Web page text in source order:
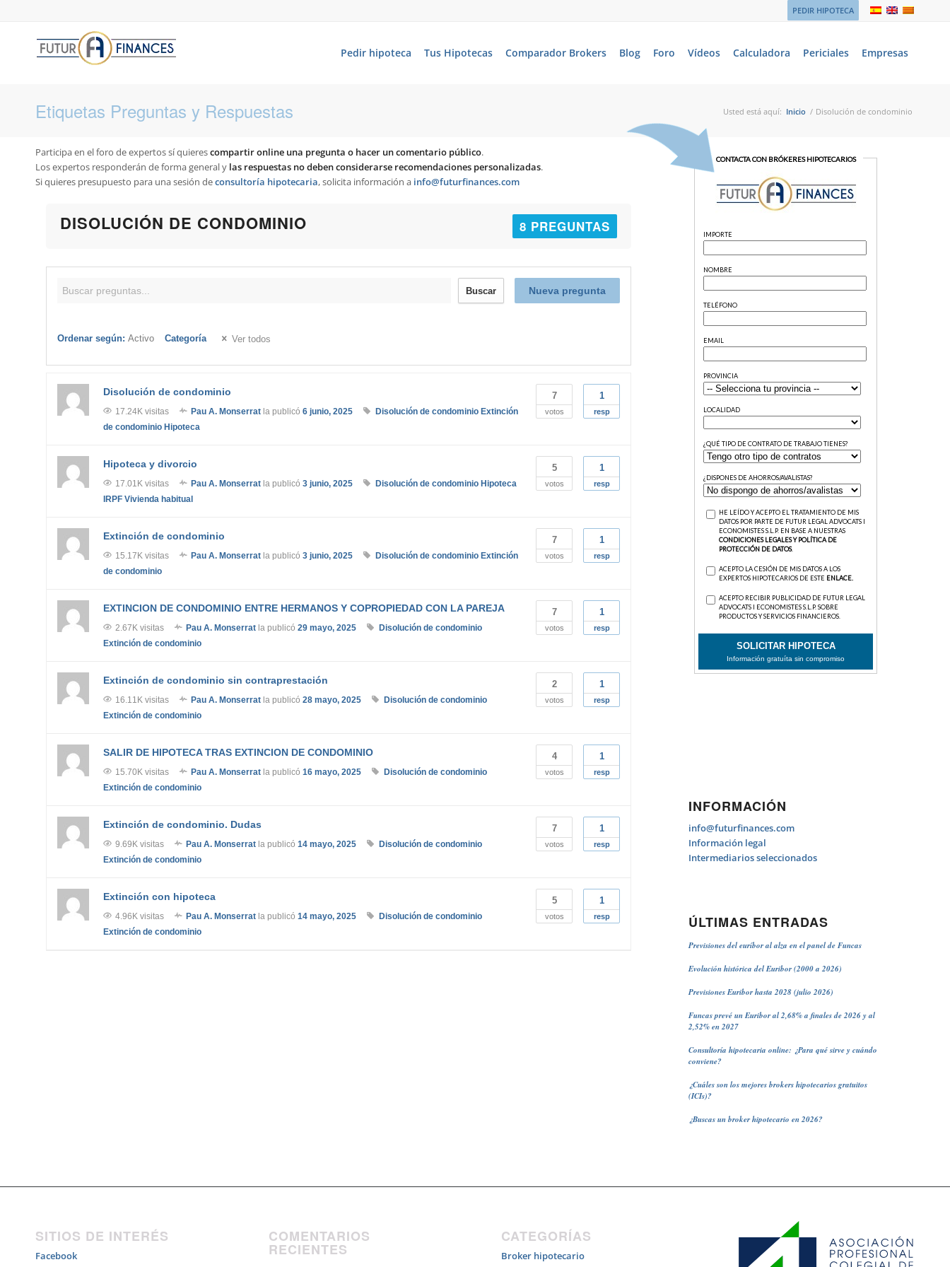
PEDIR HIPOTECA
Pedir hipoteca Tus Hipotecas Comparador Brokers Blog Foro Vídeos Calculadora Periciales Empresas
Etiquetas Preguntas y Respuestas Usted está aquí: Inicio / Disolución de condominio
Participa en el foro de expertos sí quierescompartir online una pregunta o hacer un comentario público.
Los expertos responderán de forma general y las respuestas no deben considerarse recomendaciones personalizadas.
Si quieres presupuesto para una sesión deconsultoría hipotecaria, solicita información a info@futurfinances.com
DISOLUCIÓN DE CONDOMINIO 8 PREGUNTAS
Nueva pregunta
Buscar
Ordenar según: Activo Categoría Ver todos
7
votos
1
resp
Disolución de condominio
17.24K visitas Pau A. Monserrat la publicó 6 junio, 2025 Disolución de condominio Extinción
de condominio Hipoteca
5
votos
1
resp
Hipoteca y divorcio
17.01K visitas Pau A. Monserrat la publicó 3 junio, 2025 Disolución de condominio Hipoteca
IRPF Vivienda habitual
7
votos
1
resp
Extinción de condominio
15.17K visitas Pau A. Monserrat la publicó 3 junio, 2025 Disolución de condominio Extinción
de condominio
7
votos
1
resp
EXTINCION DE CONDOMINIO ENTRE HERMANOS Y COPROPIEDAD CON LA PAREJA
2.67K visitas Pau A. Monserrat la publicó 29 mayo, 2025
Disolución de condominio
Extinción de condominio
2
votos
1
resp
Extinción de condominio sin contraprestación
16.11K visitas Pau A. Monserrat la publicó 28 mayo, 2025
Disolución de condominio
Extinción de condominio
4
votos
1
resp
SALIR DE HIPOTECA TRAS EXTINCION DE CONDOMINIO
15.70K visitas Pau A. Monserrat la publicó 16 mayo, 2025
Disolución de condominio
Extinción de condominio
7
votos
1
resp
Extinción de condominio. Dudas
9.69K visitas Pau A. Monserrat la publicó 14 mayo, 2025
Disolución de condominio
Extinción de condominio
5
votos
1
resp
Extinción con hipoteca
4.96K visitas Pau A. Monserrat la publicó 14 mayo, 2025
Disolución de condominio
Extinción de condominio
INFORMACIÓN
info@futurfinances.com
Información legal
Intermediarios seleccionados
ÚLTIMAS ENTRADAS
Previsiones del euríbor al alza en el panel de Funcas
Evolución histórica del Euribor (2000 a 2026)
Previsiones Euribor hasta 2028 (julio 2026)
Funcas prevé un Euribor al 2,68% a finales de 2026 y al
2,52% en 2027
Consultoría hipotecaria online: ¿Para qué sirve y cuándo
conviene?
¿Cuáles son los mejores brokers hipotecarios gratuitos
(ICIs)?
¿Buscas un broker hipotecario en 2026?
SITIOS DE INTERÉS
Facebook
COMENTARIOS
RECIENTES
CATEGORÍAS
Broker hipotecario